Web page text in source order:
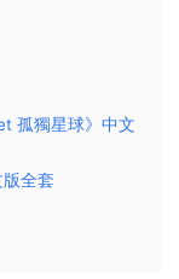
孤獨星球》中文
全套